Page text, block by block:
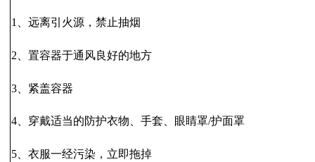
1、远离引火源，禁止抽烟
2、置容器于通风良好的地方
3、紧盖容器
4、穿戴适当的防护衣物、手套、眼睛罩/护面罩
5、衣服一经污染，立即拖掉